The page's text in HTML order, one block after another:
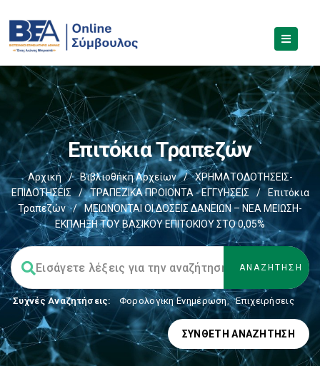
Επιτόκια Τραπεζών
Αρχική / Βιβλιοθήκη Αρχείων /
ΧΡΗΜΑΤΟΔΟΤΗΣΕΙΣ-
ΕΠΙΔΟΤΗΣΕΙΣ
/ ΤΡΑΠΕΖΙΚΑ ΠΡΟΙΟΝΤΑ - ΕΓΓΥΗΣΕΙΣ /
Επιτόκια
Τραπεζών
/
ΜΕΙΩΝΟΝΤΑΙ ΟΙ ΔΟΣΕΙΣ ΔΑΝΕΙΩΝ – ΝΕΑ ΜΕΙΩΣΗ-
ΕΚΠΛΗΞΗ ΤΟΥ ΒΑΣΙΚΟΥ ΕΠΙΤΟΚΙΟΥ ΣΤΟ 0,05%
Συχνές Αναζητήσεις: Φορολογικη Ενημέρωση, Επιχειρήσεις
ΣΎΝΘΕΤΗ ΑΝΑΖΉΤΗΣΗ